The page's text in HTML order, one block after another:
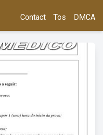
Contact Tos DMCA